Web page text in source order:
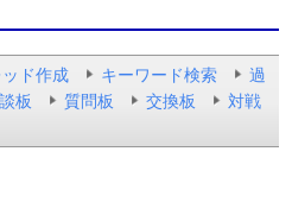
ド作成 キーワード検索
過
板 質問板 交換板
対戦